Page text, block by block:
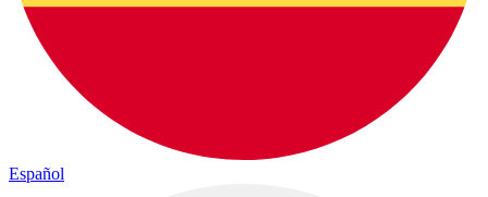
Español